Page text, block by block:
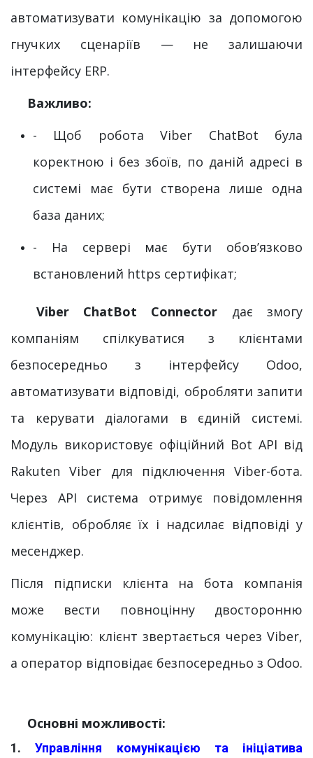
автоматизувати комунікацію за допомогою
гнучких сценаріїв — не залишаючи
інтерфейсу ERP.
Важливо:
- Щоб робота Viber ChatBot була
коректною і без збоїв, по даній адресі в
системі має бути створена лише одна
база даних;
- На сервері має бути обов’язково
встановлений https сертифікат;
Viber ChatBot Connector дає змогу
компаніям спілкуватися з клієнтами
безпосередньо з інтерфейсу Odoo,
автоматизувати відповіді, обробляти запити
та керувати діалогами в єдиній системі.
Модуль використовує офіційний Bot API від
Rakuten Viber для підключення Viber-бота.
Через API система отримує повідомлення
клієнтів, обробляє їх і надсилає відповіді у
месенджер.
Після підписки клієнта на бота компанія
може вести повноцінну двосторонню
комунікацію: клієнт звертається через Viber,
а оператор відповідає безпосередньо з Odoo.
Основні можливості:
1.Управління комунікацією та ініціатива